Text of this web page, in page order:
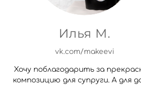
Илья М.
vk.com/makeevi
Хочу поблагодарить за
композицию для супруги. А для